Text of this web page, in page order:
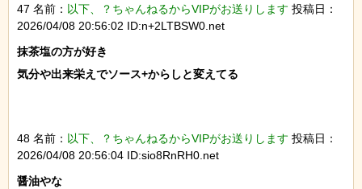
47 名前： 以下、？ちゃんねるからVIPがお送りします 投稿日：
2026/04/08 20:56:02 ID:n+2LTBSW0.net
抹茶塩の方が好き
気分や出来栄えでソース+からしと変えてる
48 名前： 以下、？ちゃんねるからVIPがお送りします 投稿日：
2026/04/08 20:56:04 ID:sio8RnRH0.net
醤油やな